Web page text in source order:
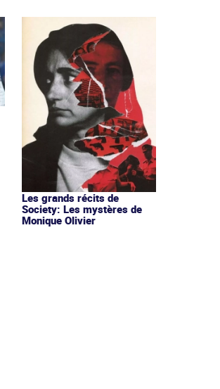
Les grands récits de
Society: Les mystères de
Monique Olivier